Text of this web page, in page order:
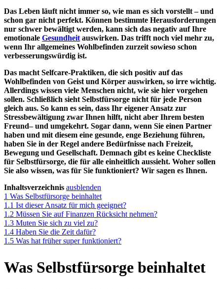
Das Leben läuft nicht immer so, wie man es sich vorstellt – und
schon gar nicht perfekt. Können bestimmte Herausforderungen
nur schwer bewältigt werden, kann sich das negativ auf Ihre
emotionale Gesundheit auswirken. Das trifft noch viel mehr zu,
wenn Ihr allgemeines Wohlbefinden zurzeit sowieso schon
verbesserungswürdig ist.
Das macht Selfcare-Praktiken, die sich positiv auf das
Wohlbefinden von Geist und Körper auswirken, so irre wichtig.
Allerdings wissen viele Menschen nicht, wie sie hier vorgehen
sollen. Schließlich sieht Selbstfürsorge nicht für jede Person
gleich aus. So kann es sein, dass Ihr eigener Ansatz zur
Stressbewältigung zwar Ihnen hilft, nicht aber Ihrem besten
Freund– und umgekehrt. Sogar dann, wenn Sie einen Partner
haben und mit diesem eine gesunde, enge Beziehung führen,
haben Sie in der Regel andere Bedürfnisse nach Freizeit,
Bewegung und Gesellschaft. Demnach gibt es keine Checkliste
für Selbstfürsorge, die für alle einheitlich aussieht. Woher sollen
Sie also wissen, was für Sie funktioniert? Wir sagen es Ihnen.
Inhaltsverzeichnis ausblenden
1 Was Selbstfürsorge beinhaltet
1.1 Ist dieser Ansatz für mich geeignet?
1.2 Müssen Sie auf Finanzen Rücksicht nehmen?
1.3 Muten Sie sich zu viel zu?
1.4 Haben Sie die Zeit dafür?
1.5 Was hat früher super funktioniert?
Was Selbstfürsorge beinhaltet